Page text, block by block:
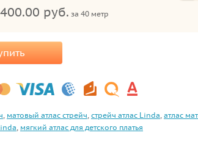
400.00 руб. за 40 метр
, матовый атлас стрейч, стрейч атлас Linda, атлас
, мягкий атлас для детского платья